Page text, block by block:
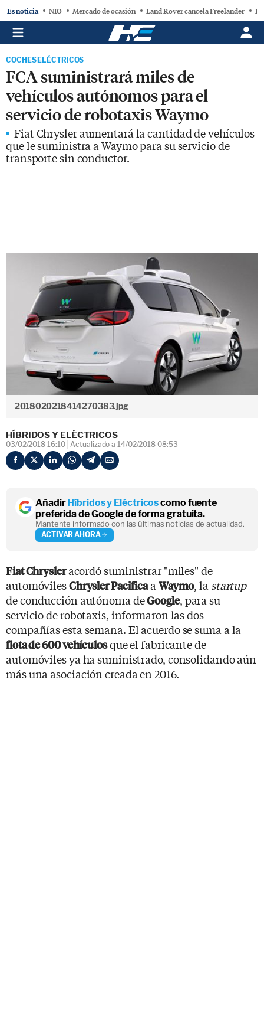
Es noticia NIO Mercado de ocasión Land Rover cancela Freelander
COCHES ELÉCTRICOS
FCA suministrará miles de
vehículos autónomos para el
servicio de robotaxis Waymo
Fiat Chrysler aumentará la cantidad de vehículos
que le suministra a Waymo para su servicio de
transporte sin conductor.
2018020218414270383.jpg
HÍBRIDOS Y ELÉCTRICOS
03/02/2018 16:10 Actualizado a 14/02/2018 08:53
AñadirHíbridos y Eléctricoscomo fuente
preferida de Google de forma gratuita.
Mantente informado con las últimas noticias de actualidad.
ACTIVAR AHORA
Fiat Chrysleracordó suministrar "miles" de
automóvilesChrysler Pacificaa Waymo, la startup
de conducción autónoma deGoogle, para su
servicio de robotaxis, informaron las dos
compañías esta semana. El acuerdo se suma a la
flota de 600 vehículosque el fabricante de
automóviles ya ha suministrado, consolidando aún
más una asociación creada en 2016.